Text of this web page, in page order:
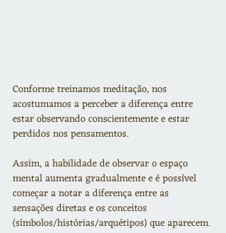
Conforme treinamos meditação, nos
acostumamos a perceber a diferença entre
estar observando conscientemente e estar
perdidos nos pensamentos.
Assim, a habilidade de observar o espaço
mental aumenta gradualmente e é possível
começar a notar a diferença entre as
sensações diretas e os conceitos
(símbolos/histórias/arquétipos) que aparecem.